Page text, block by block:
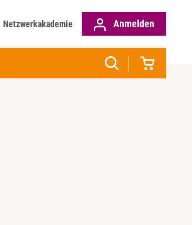
Netzwerkakademie Anmelden